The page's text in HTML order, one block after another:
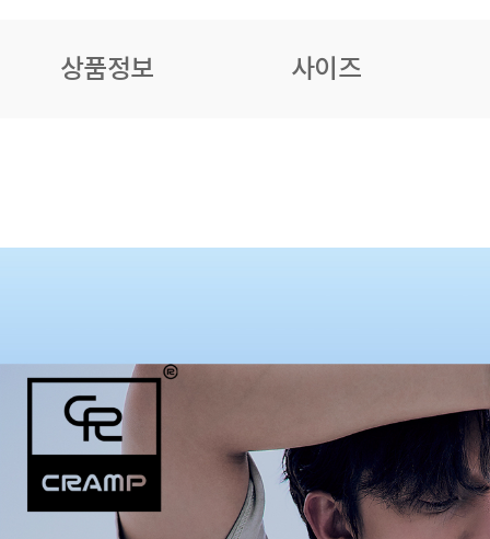
상품정보 사이즈